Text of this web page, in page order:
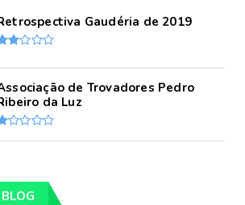
Gaudéria de 2019
de Trovadores Pedro
da Luz